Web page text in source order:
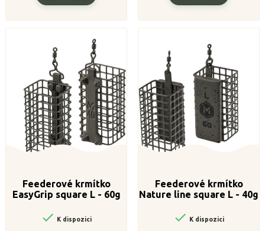
Feederové krmítko
EasyGrip square L - 60g
 K dispozici
Feederové krmítko
Nature line square L - 40g
 K dispozici